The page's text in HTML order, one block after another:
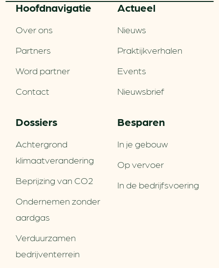
Hoofd­navigatie
Over ons
Partners
Word partner
Contact
Actueel
Nieuws
Praktijkverhalen
Events
Nieuwsbrief
Dossiers
Achtergrond
klimaatverandering
Beprijzing van CO2
Ondernemen zonder
aardgas
Verduurzamen
bedrijventerrein
Besparen
In je gebouw
Op vervoer
In de bedrijfsvoering